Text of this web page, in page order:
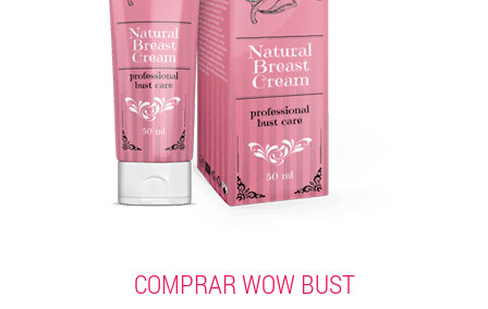
COMPRAR WOW BUST